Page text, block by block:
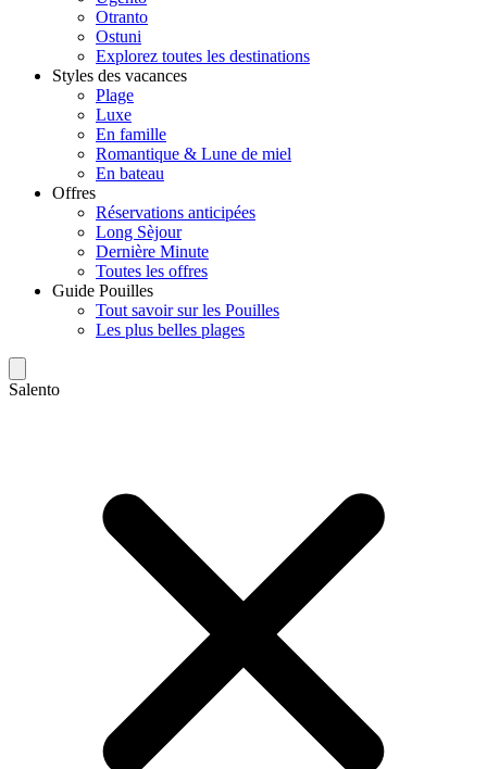
Otranto
Ostuni
Explorez toutes les destinations
Styles des vacances
Plage
Luxe
En famille
Romantique & Lune de miel
En bateau
Offres
Réservations anticipées
Long Sèjour
Dernière Minute
Toutes les offres
Guide Pouilles
Tout savoir sur les Pouilles
Les plus belles plages
Salento